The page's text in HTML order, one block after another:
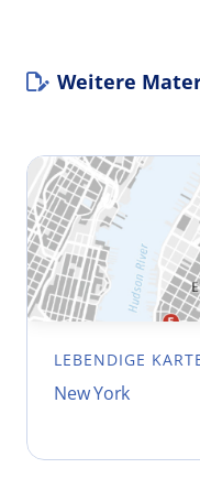
Weitere
LEBENDIGE
New York